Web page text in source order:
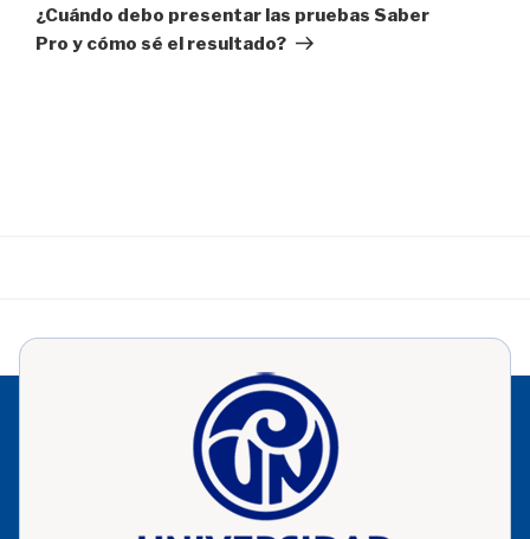
¿Cuándo debo presentar las pruebas Saber
Pro y cómo sé el resultado?